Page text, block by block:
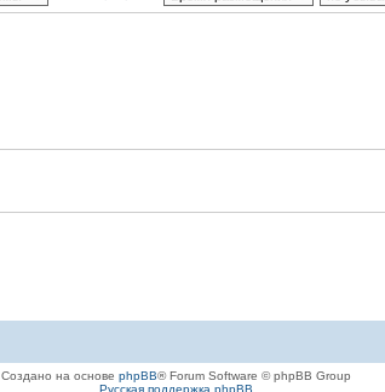
Создано на основе phpBB® Forum Software © phpBB Group
Русская поддержка phpBB